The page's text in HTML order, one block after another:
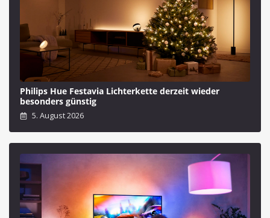
Philips Hue Festavia Lichterkette derzeit wieder
besonders günstig
5. August 2026